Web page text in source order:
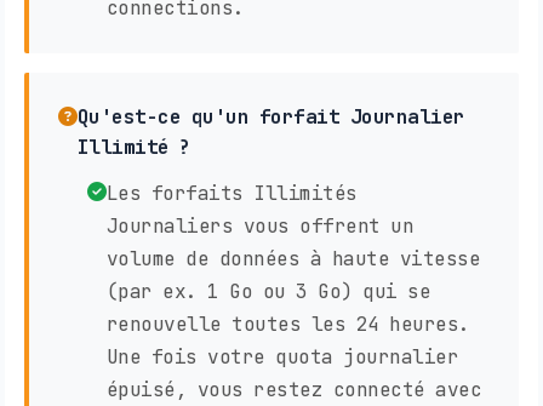
connections.
Qu'est-ce qu'un forfait Journalier
Illimité ?
Les forfaits Illimités
Journaliers vous offrent un
volume de données à haute vitesse
(par ex. 1 Go ou 3 Go) qui se
renouvelle toutes les 24 heures.
Une fois votre quota journalier
épuisé, vous restez connecté avec